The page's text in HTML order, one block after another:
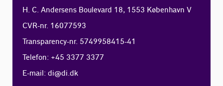
H. C. Andersens Boulevard 18, 1553 København V
CVR-nr. 16077593
Transparency-nr. 5749958415-41
Telefon: +45 3377 3377
E-mail:di@di.dk